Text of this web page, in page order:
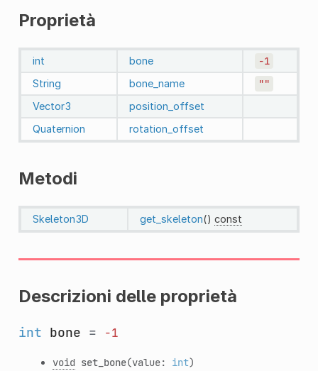
Proprietà
int bone -1
String bone_name ""
Vector3
position_offset
Quaternion
rotation_offset
Metodi
Skeleton3D get_skeleton() const
Descrizioni delle proprietà
int bone = -1
void set_bone(value: int)